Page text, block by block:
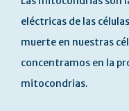
eléctricas de las
muerte en nuestras
concentramos en la
mitocondrias.